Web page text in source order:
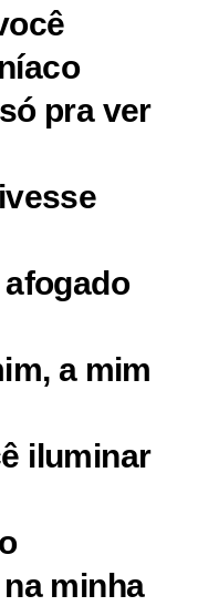
pra ver
a mim
iluminar
minha